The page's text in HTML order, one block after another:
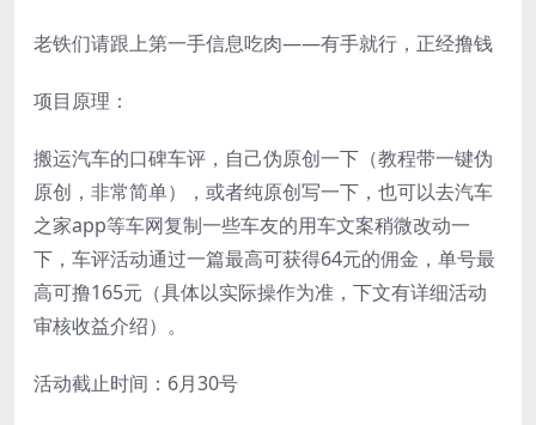
老铁们请跟上第一手信息吃肉——有手就行，正经撸钱
项目原理：
搬运汽车的口碑车评，自己伪原创一下（教程带一键伪
原创，非常简单），或者纯原创写一下，也可以去汽车
之家app等车网复制一些车友的用车文案稍微改动一
下，车评活动通过一篇最高可获得64元的佣金，单号最
高可撸165元（具体以实际操作为准，下文有详细活动
审核收益介绍）。
活动截止时间：6月30号